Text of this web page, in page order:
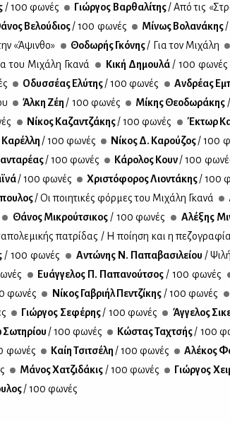
/ 100 φω­νές Γιώρ­γος Βαρ­θα­λί­της/ Από τις
Βε­λού­διος/ 100 φω­νές Μί­νως Βο­λα­νά­κης
«Άψιν­θο» Θο­δω­ρής Γκό­νης/ Για τον Μι­χά­λη
του Μι­χά­λη Γκα­νά Κι­κή Δη­μου­λά / 100 φω­νές
Οδυσ­σέ­ας Ελύ­της/ 100 φω­νές Αν­δρέ­ας
Άλ­κη Ζέη / 100 φω­νές Μί­κης Θε­ο­δω­ρά­κης
Νί­κος Κα­ζαν­τζά­κης/ 100 φω­νές Έκτωρ
/ 100 φω­νές Νί­κος Δ. Κα­ρού­ζος/ 100
/ 100 φω­νές Κά­ρο­λος Κουν/ 100
/ 100 φω­νές Χρι­στό­φο­ρος Λιο­ντά­κης/ 100
/ Οι ποι­η­τι­κές φόρ­μες του Μι­χά­λη Γκα­νά
Θά­νος Μι­κρού­τσι­κος / 100 φω­νές Αλέ­ξης
πα­τρί­δας / Η ποί­η­ση και η
/ 100 φω­νές Αντώ­νης Ν. Πα­πα­βα­σι­λεί­ου /
Ευάγ­γε­λος Π. Πα­πα­νού­τσος / 100 φω­νές
φω­νές Νί­κος Γα­βρι­ήλ Πεν­τζί­κης / 100 φω­νές
Γιώρ­γος Σε­φέ­ρης/ 100 φω­νές Άγ­γε­λος
Σω­τη­ρί­ου / 100 φω­νές Κώ­στας Τα­χτσής/ 100
φω­νές Καίη Τσι­τσέ­λη / 100 φω­νές Αλέ­κος
Μά­νος Χα­τζι­δά­κις / 100 φω­νές Γιώρ­γος
/ 100 φω­νές